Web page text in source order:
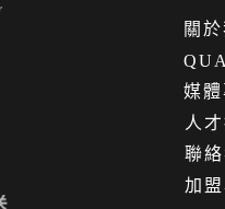
人
關 於
媒
聯
加